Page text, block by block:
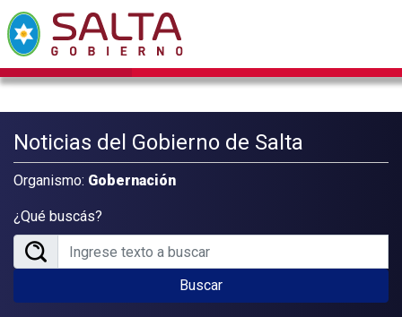
Noticias del Gobierno de Salta
Organismo: Gobernación
¿Qué buscás?
Buscar